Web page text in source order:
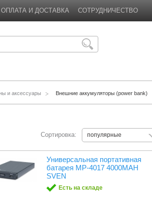
ОПЛАТА И ДОСТАВКА СОТРУДНИЧЕСТВО
и аксессуары Внешние аккумуляторы (power bank)
Сортировка: популярные
Универсальная портативная
батарея MP-4017 4000MAH
SVEN
Есть на складе